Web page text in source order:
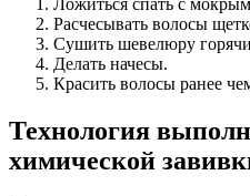
Расчесывать волосы
Сушить шевелюру
Делать начесы.
Красить волосы ранее
Технология
химической